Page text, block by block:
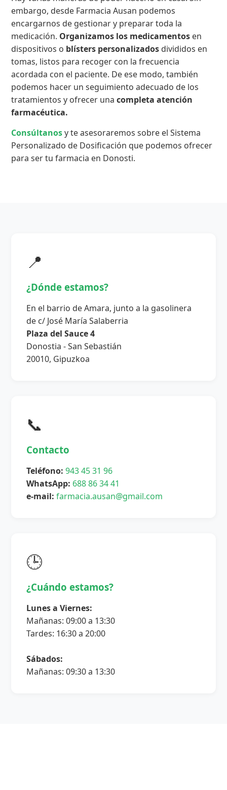
embargo, desde Farmacia Ausan podemos
encargarnos de gestionar y preparar toda la
medicación. Organizamos los medicamentos en
dispositivos o blísters personalizados divididos en
tomas, listos para recoger con la frecuencia
acordada con el paciente. De ese modo, también
podemos hacer un seguimiento adecuado de los
tratamientos y ofrecer unacompleta atención
farmacéutica.
Consúltanosy te asesoraremos sobre el Sistema
Personalizado de Dosificación que podemos ofrecer
para ser tu farmacia en Donosti.
📍
¿Dónde estamos?
En el barrio de Amara, junto a la gasolinera
de c/ José María Salaberria
Plaza del Sauce 4
Donostia - San Sebastián
20010, Gipuzkoa
📞
Contacto
Teléfono: 943 45 31 96
WhatsApp: 688 86 34 41
e-mail: farmacia.ausan@gmail.com
🕒
¿Cuándo estamos?
Lunes a Viernes:
Mañanas: 09:00 a 13:30
Tardes: 16:30 a 20:00
Sábados:
Mañanas: 09:30 a 13:30